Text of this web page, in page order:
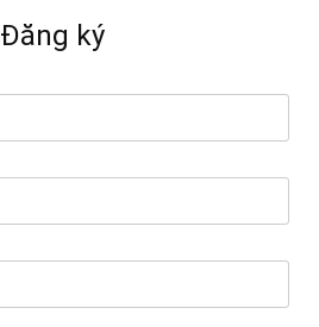
Đăng ký